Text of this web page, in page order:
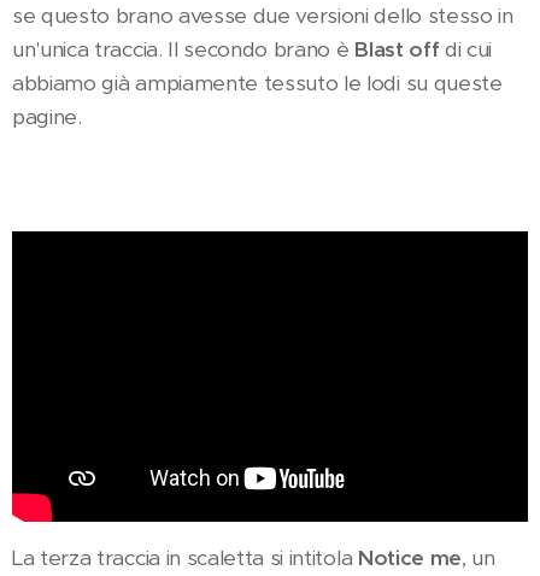
se questo brano avesse due versioni dello stesso in
un'unica traccia. Il secondo brano è Blast offdi cui
abbiamo già ampiamente tessuto le lodi su queste
pagine.
La terza traccia in scaletta si intitola Notice me, un